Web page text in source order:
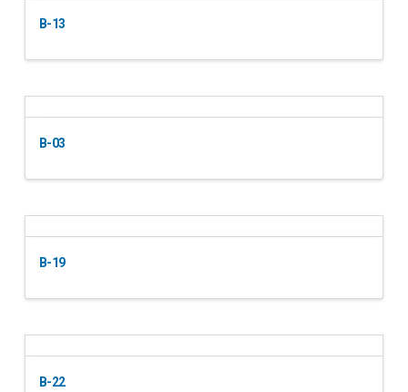
B-13
B-03
B-19
B-22